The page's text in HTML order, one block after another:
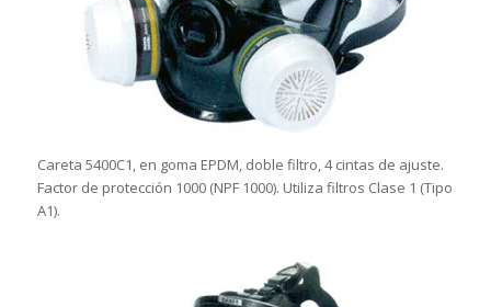
Careta 5400C1, en goma EPDM, doble filtro, 4 cintas de ajuste.
Factor de protección 1000 (NPF 1000). Utiliza filtros Clase 1 (Tipo
A1).